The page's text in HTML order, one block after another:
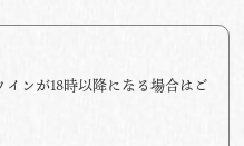
ンが18時以降になる場合はご